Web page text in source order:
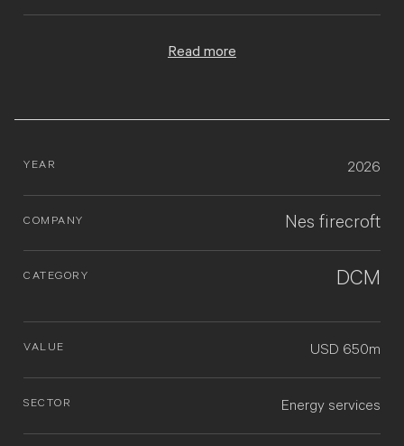
Read more
YEAR 2026
COMPANY Nes firecroft
CATEGORY DCM
VALUE USD 650m
SECTOR Energy services